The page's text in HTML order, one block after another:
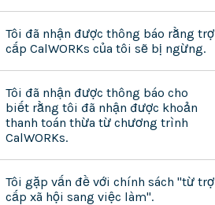
Tôi đã nhận được thông báo rằng trợ
cấp CalWORKs của tôi sẽ bị ngừng.
Tôi đã nhận được thông báo cho
biết rằng tôi đã nhận được khoản
thanh toán thừa từ chương trình
CalWORKs.
Tôi gặp vấn đề với chính sách "từ trợ
cấp xã hội sang việc làm".